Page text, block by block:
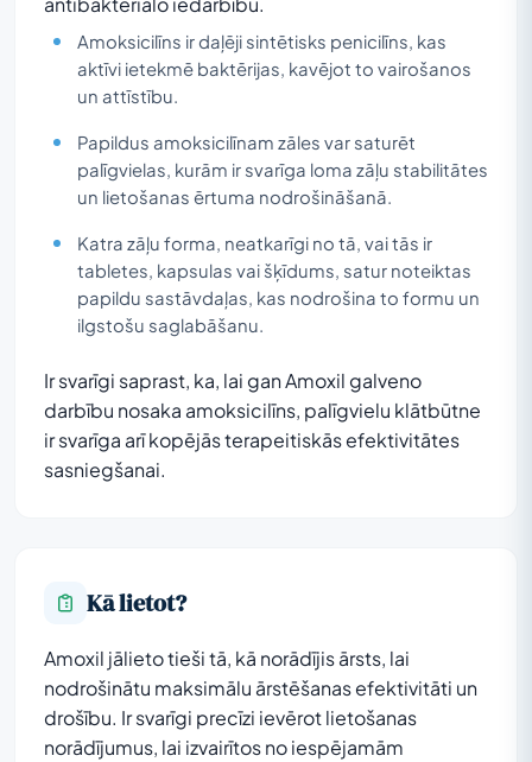
Amoksicilīns ir daļēji sintētisks penicilīns, kas
aktīvi ietekmē baktērijas, kavējot to vairošanos
un attīstību.
Papildus amoksicilīnam zāles var saturēt
palīgvielas, kurām ir svarīga loma zāļu stabilitātes
un lietošanas ērtuma nodrošināšanā.
Katra zāļu forma, neatkarīgi no tā, vai tās ir
tabletes, kapsulas vai šķīdums, satur noteiktas
papildu sastāvdaļas, kas nodrošina to formu un
ilgstošu saglabāšanu.
Ir svarīgi saprast, ka, lai gan Amoxil galveno
darbību nosaka amoksicilīns, palīgvielu klātbūtne
ir svarīga arī kopējās terapeitiskās efektivitātes
sasniegšanai.
Kā lietot?
Amoxil jālieto tieši tā, kā norādījis ārsts, lai
nodrošinātu maksimālu ārstēšanas efektivitāti un
drošību. Ir svarīgi precīzi ievērot lietošanas
norādījumus, lai izvairītos no iespējamām